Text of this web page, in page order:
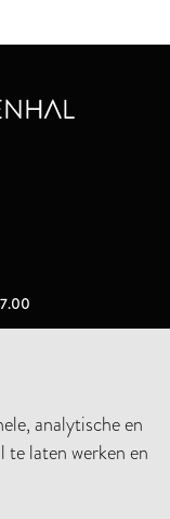
analytische en
laten werken en